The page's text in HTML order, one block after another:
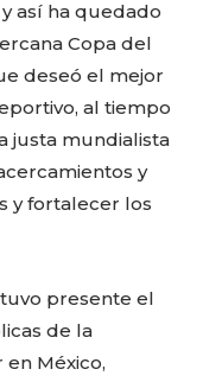
así ha quedado
Copa del
deseó el mejor
al tiempo
justa mundialista
y
y fortalecer los
presente el
de la
México,